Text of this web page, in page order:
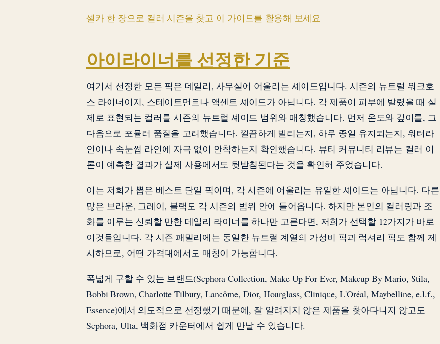
셀카 한 장으로 컬러 시즌을 찾고 이 가이드를 활용해 보세요
아이라이너를 선정한 기준
여기서 선정한 모든 픽은 데일리, 사무실에 어울리는 셰이드입니다. 시즌의 뉴트럴 워크호
스 라이너이지, 스테이트먼트나 액센트 셰이드가 아닙니다. 각 제품이 피부에 발렸을 때 실
제로 표현되는 컬러를 시즌의 뉴트럴 셰이드 범위와 매칭했습니다. 먼저 온도와 깊이를, 그
다음으로 포뮬러 품질을 고려했습니다. 깔끔하게 발리는지, 하루 종일 유지되는지, 워터라
인이나 속눈썹 라인에 자극 없이 안착하는지 확인했습니다. 뷰티 커뮤니티 리뷰는 컬러 이
론이 예측한 결과가 실제 사용에서도 뒷받침된다는 것을 확인해 주었습니다.
이는 저희가 뽑은 베스트 단일 픽이며, 각 시즌에 어울리는 유일한 셰이드는 아닙니다. 다른
많은 브라운, 그레이, 블랙도 각 시즌의 범위 안에 들어옵니다. 하지만 본인의 컬러링과 조
화를 이루는 신뢰할 만한 데일리 라이너를 하나만 고른다면, 저희가 선택할 12가지가 바로
이것들입니다. 각 시즌 패밀리에는 동일한 뉴트럴 계열의 가성비 픽과 럭셔리 픽도 함께 제
시하므로, 어떤 가격대에서도 매칭이 가능합니다.
폭넓게 구할 수 있는 브랜드(Sephora Collection, Make Up For Ever, Makeup By Mario, Stila,
Bobbi Brown, Charlotte Tilbury, Lancôme, Dior, Hourglass, Clinique, L'Oréal, Maybelline, e.l.f.,
Essence)에서 의도적으로 선정했기 때문에, 잘 알려지지 않은 제품을 찾아다니지 않고도
Sephora, Ulta, 백화점 카운터에서 쉽게 만날 수 있습니다.